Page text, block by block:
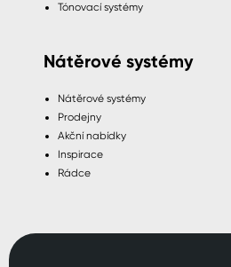
Tónovací systémy
Nátěrové systémy
Nátěrové systémy
Prodejny
Akční nabídky
Inspirace
Rádce